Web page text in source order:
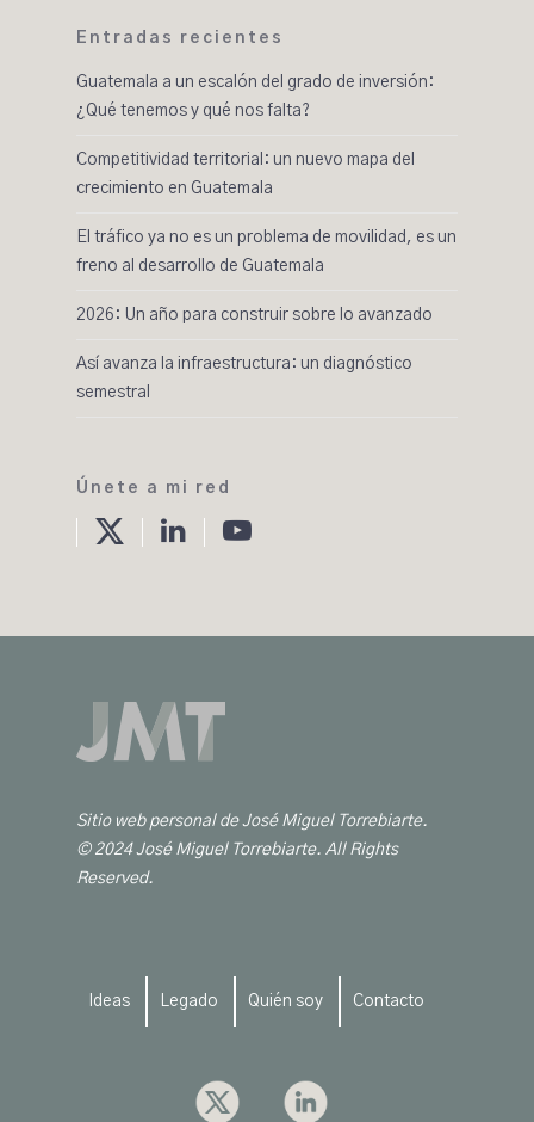
Entradas recientes
Guatemala a un escalón del grado de inversión:
¿Qué tenemos y qué nos falta?
Competitividad territorial: un nuevo mapa del
crecimiento en Guatemala
El tráfico ya no es un problema de movilidad, es un
freno al desarrollo de Guatemala
2026: Un año para construir sobre lo avanzado
Así avanza la infraestructura: un diagnóstico
semestral
Únete a mi red
twitterlinkedinYoutube
Sitio web personal de José Miguel Torrebiarte.
© 2024 José Miguel Torrebiarte. All Rights
Reserved.
Ideas Legado Quién soy Contacto